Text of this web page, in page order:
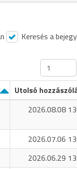
Keresés a
Utolsó
2026.08.08
2026.07.06
2026.06.29